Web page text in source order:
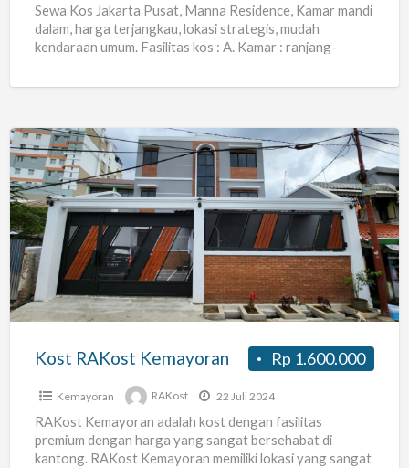
Sewa Kos Jakarta Pusat, Manna Residence, Kamar mandi
dalam, harga terjangkau, lokasi strategis, mudah
kendaraan umum. Fasilitas kos : A. Kamar : ranjang-
Kost
RAKost
Kemayoran
Rp 1.600.000
Kost RAKost Kemayoran
Kemayoran RAKost 22 Juli 2024
RAKost Kemayoran adalah kost dengan fasilitas
premium dengan harga yang sangat bersehabat di
kantong. RAKost Kemayoran memiliki lokasi yang sangat